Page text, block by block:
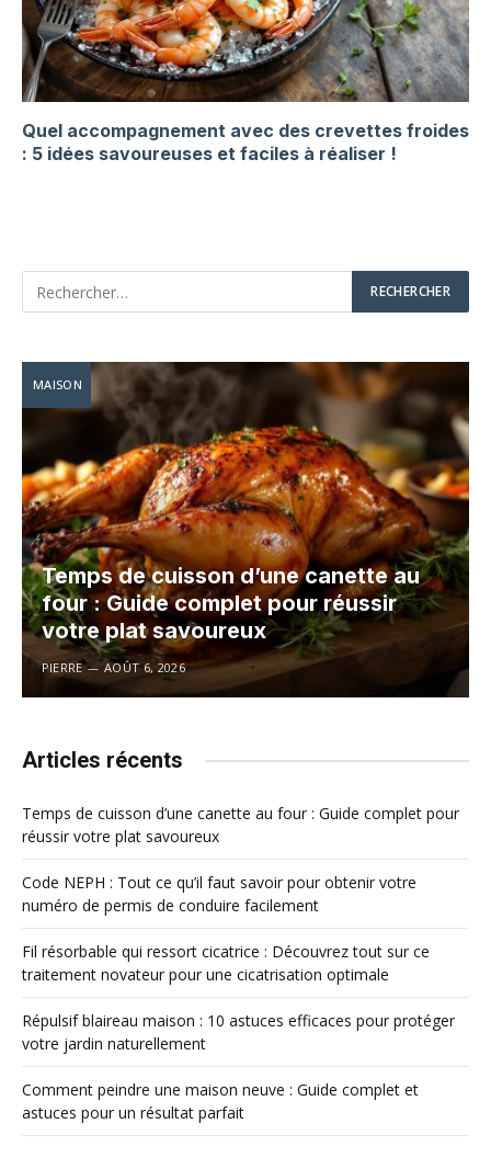
Quel accompagnement avec des crevettes froides
: 5 idées savoureuses et faciles à réaliser !
MAISON
Temps de cuisson d’une canette au
four : Guide complet pour réussir
votre plat savoureux
PIERRE AOÛT 6, 2026
Articles récents
Temps de cuisson d’une canette au four : Guide complet pour
réussir votre plat savoureux
Code NEPH : Tout ce qu’il faut savoir pour obtenir votre
numéro de permis de conduire facilement
Fil résorbable qui ressort cicatrice : Découvrez tout sur ce
traitement novateur pour une cicatrisation optimale
Répulsif blaireau maison : 10 astuces efficaces pour protéger
votre jardin naturellement
Comment peindre une maison neuve : Guide complet et
astuces pour un résultat parfait